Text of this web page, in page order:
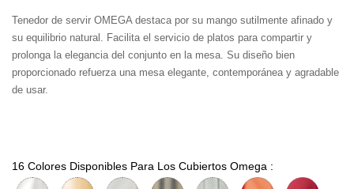
Tenedor de servir OMEGA destaca por su mango sutilmente afinado y
su equilibrio natural. Facilita el servicio de platos para compartir y
prolonga la elegancia del conjunto en la mesa. Su diseño bien
proporcionado refuerza una mesa elegante, contemporánea y agradable
de usar.
16 Colores Disponibles Para Los Cubiertos Omega :